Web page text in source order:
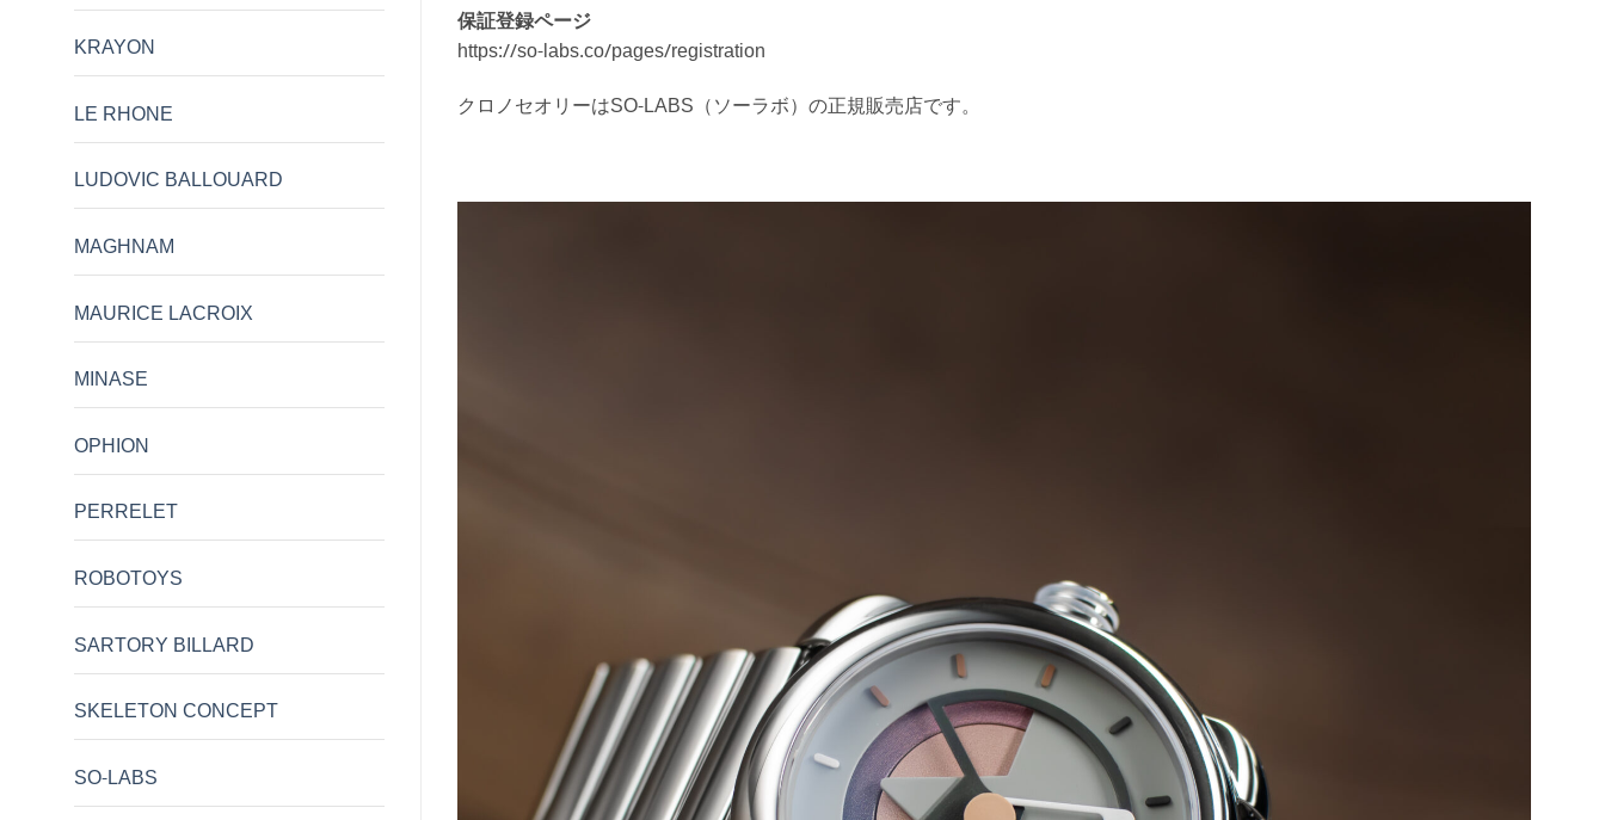
KRAYON
LE RHONE
LUDOVIC BALLOUARD
MAGHNAM
MAURICE LACROIX
MINASE
OPHION
PERRELET
ROBOTOYS
SARTORY BILLARD
SKELETON CONCEPT
SO-LABS
保証登録ページ
https://so-labs.co/pages/registration
クロノセオリーはSO-LABS（ソーラボ）の正規販売店です。